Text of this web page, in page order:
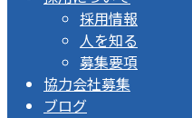
採用情報
人を知る
募集要項
協力会社募集
ブログ